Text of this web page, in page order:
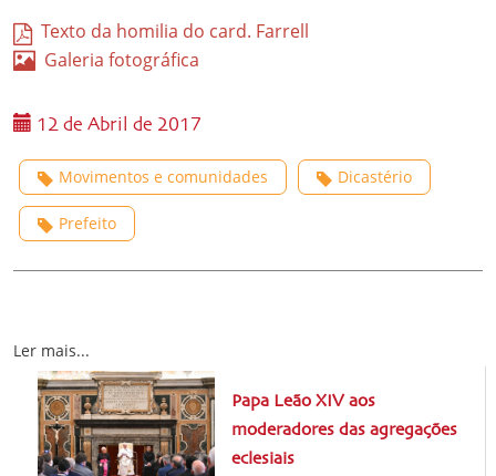
Texto da homilia do card. Farrell
Galeria fotográfica
12 de Abril de 2017
Movimentos e comunidades Dicastério
Prefeito
Ler mais...
Papa Leão XIV aos
moderadores das agregações
eclesiais